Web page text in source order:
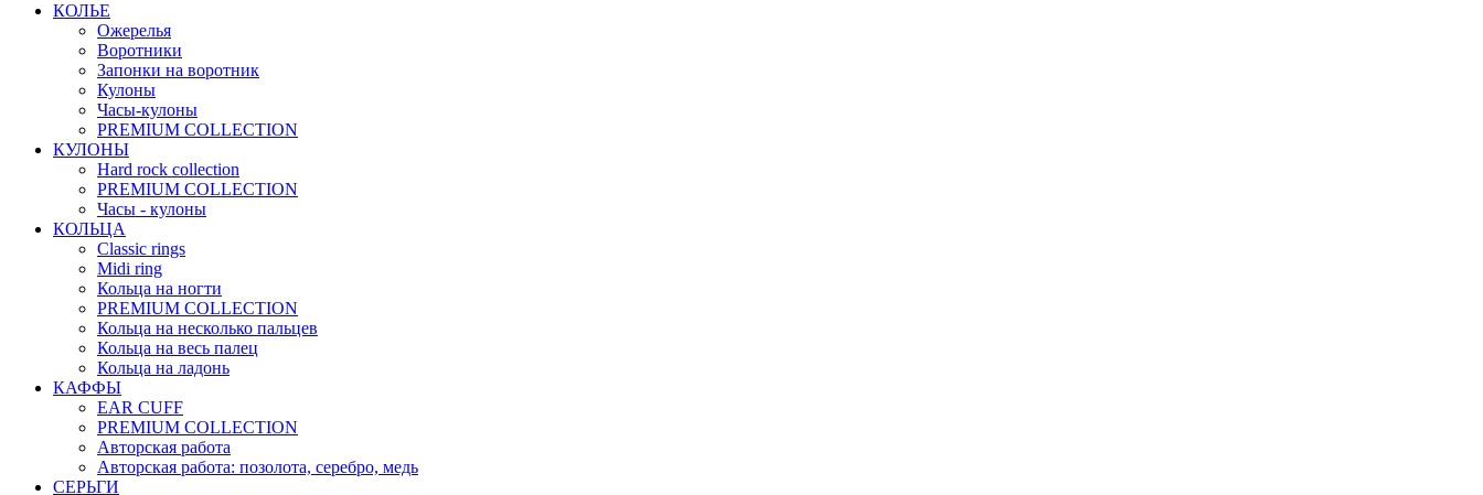
КОЛЬЕ
Ожерелья
Воротники
Запонки на воротник
Кулоны
Часы-кулоны
PREMIUM COLLECTION
КУЛОНЫ
Hard rock collection
PREMIUM COLLECTION
Часы - кулоны
КОЛЬЦА
Classic rings
Midi ring
Кольца на ногти
PREMIUM COLLECTION
Кольца на несколько пальцев
Кольца на весь палец
Кольца на ладонь
КАФФЫ
EAR CUFF
PREMIUM COLLECTION
Авторская работа
Авторская работа: позолота, серебро, медь
СЕРЬГИ